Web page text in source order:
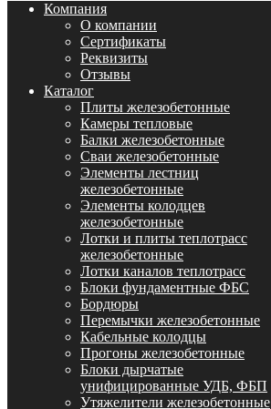
Компания
О компании
Сертификаты
Реквизиты
Отзывы
Каталог
Плиты железобетонные
Камеры тепловые
Балки железобетонные
Сваи железобетонные
Элементы лестниц
железобетонные
Элементы колодцев
железобетонные
Лотки и плиты теплотрасс
железобетонные
Лотки каналов теплотрасс
Блоки фундаментные ФБС
Бордюры
Перемычки железобетонные
Кабельные колодцы
Прогоны железобетонные
Блоки дырчатые
унифицированные УДБ, ФБП
Утяжелители железобетонные